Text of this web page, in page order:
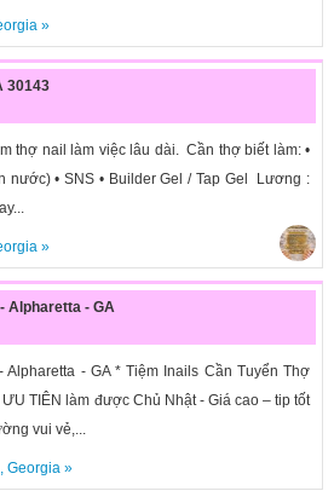
»
30143
thợ nail làm việc lâu dài. Cần thợ biết làm: •
nước) • SNS • Builder Gel / Tap Gel Lương :
»
Alpharetta - GA
- GA * Tiệm Inails Cần Tuyển Thợ
TIÊN làm được Chủ Nhật - Giá cao – tip tốt
vui vẻ,...
, Georgia»